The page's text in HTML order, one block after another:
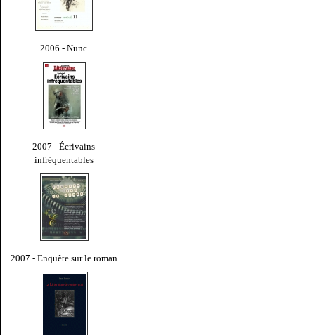
2006 - Nunc
2007 - Écrivains
infréquentables
2007 - Enquête sur le roman